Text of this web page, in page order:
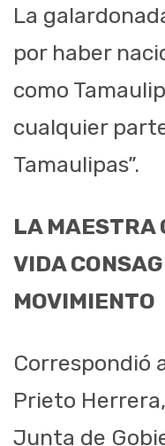
La
por haber
como
cualquier
Tamaulipas”.
LA MAESTRA
VIDA
MOVIMIENTO
Correspondió
Prieto
Junta de